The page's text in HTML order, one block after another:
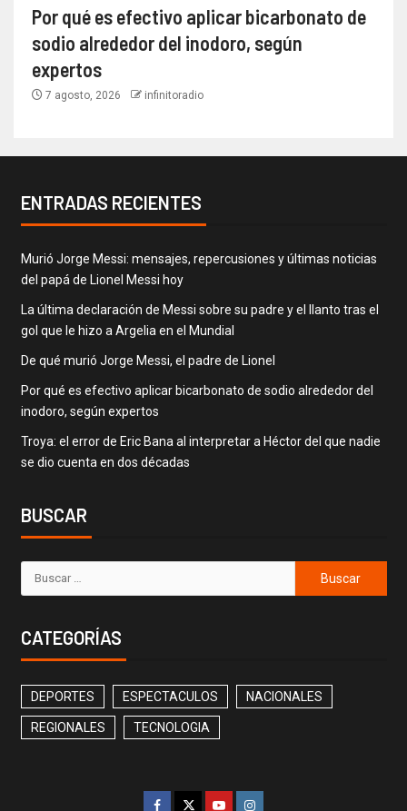
Por qué es efectivo aplicar bicarbonato de
sodio alrededor del inodoro, según
expertos
7 agosto, 2026 infinitoradio
ENTRADAS RECIENTES
Murió Jorge Messi: mensajes, repercusiones y últimas noticias
del papá de Lionel Messi hoy
La última declaración de Messi sobre su padre y el llanto tras el
gol que le hizo a Argelia en el Mundial
De qué murió Jorge Messi, el padre de Lionel
Por qué es efectivo aplicar bicarbonato de sodio alrededor del
inodoro, según expertos
Troya: el error de Eric Bana al interpretar a Héctor del que nadie
se dio cuenta en dos décadas
BUSCAR
CATEGORÍAS
DEPORTES ESPECTACULOS NACIONALES
REGIONALES TECNOLOGIA